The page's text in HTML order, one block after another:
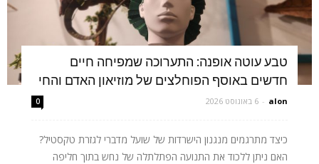
טבע עוטה אופנה: התערוכה שמפיחה חיים
חדשים באוסף הפוחלצים של מוזיאון האדם והחי
alon
- 6 באוגוסט 2026 0
כיצד מתרגמים מנגנון הישרדות של שועל מדברי לגזרת טקסטיל?
האם ניתן ללכוד את התנועה הפתלתלה של נחש בתוך חליפה